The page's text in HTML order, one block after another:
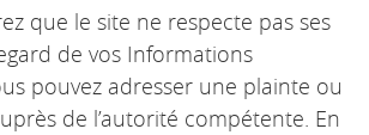
que le site ne respecte pas ses
de vos Informations
pouvez adresser une plainte ou
de l’autorité compétente. En